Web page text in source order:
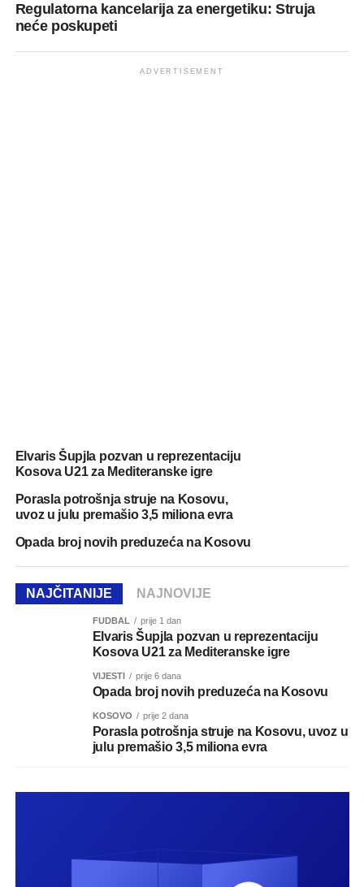
Regulatorna kancelarija za energetiku: Struja
neće poskupeti
ADVERTISEMENT
Elvaris Šupjla pozvan u reprezentaciju
Kosova U21 za Mediteranske igre
Porasla potrošnja struje na Kosovu,
uvoz u julu premašio 3,5 miliona evra
Opada broj novih preduzeća na Kosovu
NAJČITANIJE NAJNOVIJE
FUDBAL prije 1 dan
Elvaris Šupjla pozvan u reprezentaciju
Kosova U21 za Mediteranske igre
VIJESTI prije 6 dana
Opada broj novih preduzeća na Kosovu
KOSOVO prije 2 dana
Porasla potrošnja struje na Kosovu, uvoz u
julu premašio 3,5 miliona evra